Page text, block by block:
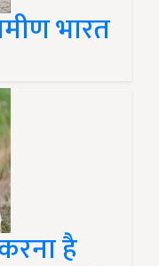
भारत
है